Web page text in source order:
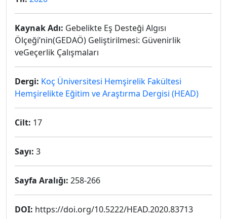
Kaynak Adı: Gebelikte Eş Desteği Algısı
Ölçeği’nin(GEDAÖ) Geliştirilmesi: Güvenirlik
veGeçerlik Çalışmaları
Dergi: Koç Üniversitesi Hemşirelik Fakültesi
Hemşirelikte Eğitim ve Araştırma Dergisi (HEAD)
Cilt: 17
Sayı: 3
Sayfa Aralığı: 258-266
DOI: https://doi.org/10.5222/HEAD.2020.83713